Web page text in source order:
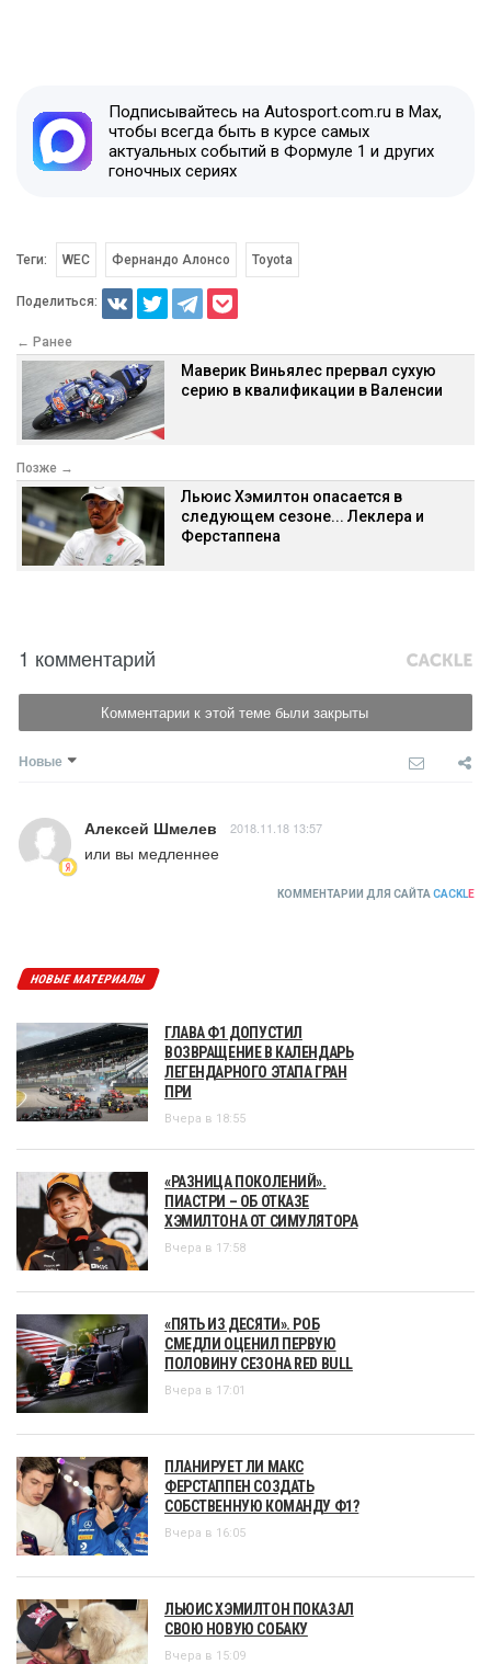
Подписывайтесь на Autosport.com.ru в Max,
чтобы всегда быть в курсе самых
актуальных событий в Формуле 1 и других
гоночных сериях
Теги: WEC Фернандо Алонсо Toyota
Поделиться:
← Ранее
Маверик Виньялес прервал сухую
серию в квалификации в Валенсии
Позже →
Льюис Хэмилтон опасается в
следующем сезоне... Леклера и
Ферстаппена
1 комментарий
Комментарии к этой теме были закрыты
Новые
Алексей Шмелев 2018.11.18 13:57
или вы медленнее
КОММЕНТАРИИ ДЛЯ САЙТА CACKLE
НОВЫЕ МАТЕРИАЛЫ
ГЛАВА Ф1 ДОПУСТИЛ
ВОЗВРАЩЕНИЕ В КАЛЕНДАРЬ
ЛЕГЕНДАРНОГО ЭТАПА ГРАН
ПРИ
Вчера в 18:55
«РАЗНИЦА ПОКОЛЕНИЙ».
ПИАСТРИ – ОБ ОТКАЗЕ
ХЭМИЛТОНА ОТ СИМУЛЯТОРА
Вчера в 17:58
«ПЯТЬ ИЗ ДЕСЯТИ». РОБ
СМЕДЛИ ОЦЕНИЛ ПЕРВУЮ
ПОЛОВИНУ СЕЗОНА RED BULL
Вчера в 17:01
ПЛАНИРУЕТ ЛИ МАКС
ФЕРСТАППЕН СОЗДАТЬ
СОБСТВЕННУЮ КОМАНДУ Ф1?
Вчера в 16:05
ЛЬЮИС ХЭМИЛТОН ПОКАЗАЛ
СВОЮ НОВУЮ СОБАКУ
Вчера в 15:09